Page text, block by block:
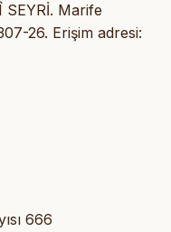
Marife
26. Erişim adresi:
666